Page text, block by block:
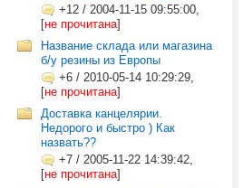
+12 / 2004-11-15 09:55:00,
[не прочитана]
Название склада или магазина
б/у резины из Европы
+6 / 2010-05-14 10:29:29,
[не прочитана]
Доставка канцелярии.
Недорого и быстро ) Как
назвать??
+7 / 2005-11-22 14:39:42,
[не прочитана]